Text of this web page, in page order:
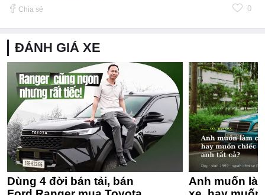
Chia sẻ 0
ĐÁNH GIÁ XE
Dùng 4 đời bán tải, bán
Anh muốn